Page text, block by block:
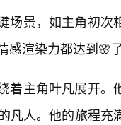
场景，如主角初
感渲染力都达到🌸
着主角叶凡展开。
凡人。他的旅程